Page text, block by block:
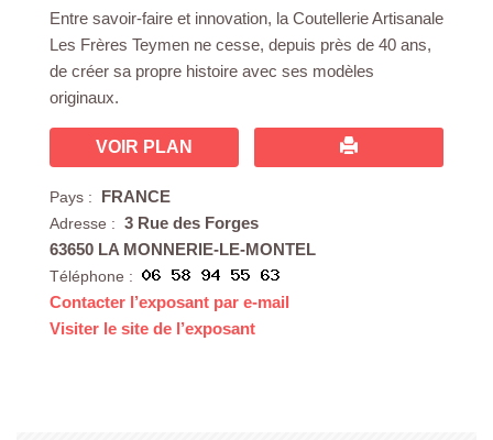
Entre savoir-faire et innovation, la Coutellerie Artisanale
Les Frères Teymen ne cesse, depuis près de 40 ans,
de créer sa propre histoire avec ses modèles
originaux.
VOIR PLAN
Pays : FRANCE
Adresse : 3 Rue des Forges
63650 LA MONNERIE-LE-MONTEL
Téléphone :
Contacter l’exposant par e-mail
Visiter le site de l’exposant